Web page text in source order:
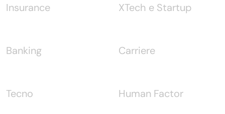
Insurance
Banking
Tecno
XTech e Startup
Carriere
Human Factor